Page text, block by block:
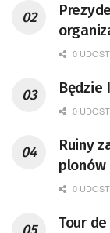
0 UDOST.
Będzie
0 UDOST.
Ruiny
plonów
0 UDOST.
Tour